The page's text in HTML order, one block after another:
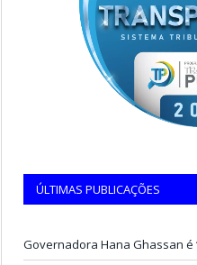
ÚLTIMAS PUBLICAÇÕES
Governadora Hana Ghassan é